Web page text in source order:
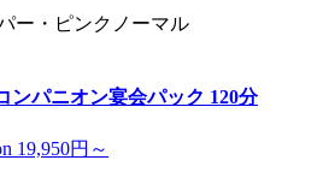
ー・ピンク ノーマル
ンパニオン宴会パック 120分
19,950円～